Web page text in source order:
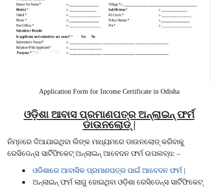
Application Form for Income Certificate in Odisha
ଓଡ଼ିଶା ଆବାସ ପ୍ରମାଣପତ୍ର ଅନ୍ଲାଇନ୍ ଫର୍ମ
ଡାଉନଲୋଡ୍ |
ନିମ୍ନରେ ଦିଆଯାଇଥିବା ଲିଙ୍କ ମାଧ୍ୟମରେ ଡାଉନଲୋଡ୍ କରିବାକୁ
ରେସିଡେନ୍ସ ସାର୍ଟିଫିକେଟ୍ ଅନ୍ଲାଇନ୍ ଆବେଦନ ଫର୍ମ ଉପଲବ୍ଧ: –
ଓଡିଶାରେ ଆବାସିକ ପ୍ରମାଣପତ୍ର ପାଇଁ ଆବେଦନ ଫର୍ମ |
ଅନ୍ଲାଇନ୍ ଫର୍ମ ଲାଗୁ ହୋଇଥିବା ଓଡ଼ିଶା ରେସିଡେନ୍ସ ସାର୍ଟିଫିକେଟ୍